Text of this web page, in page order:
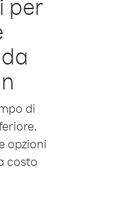
per
di
opzioni
costo